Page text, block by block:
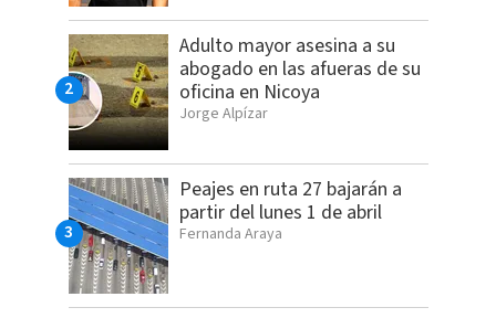
Adulto mayor asesina a su
abogado en las afueras de su
oficina en Nicoya
Jorge Alpízar
Peajes en ruta 27 bajarán a
partir del lunes 1 de abril
Fernanda Araya